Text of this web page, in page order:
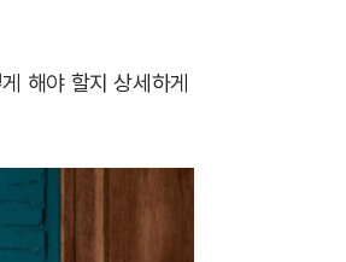
해야 할지 상세하게